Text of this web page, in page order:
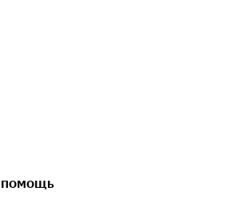
ПОМОЩЬ